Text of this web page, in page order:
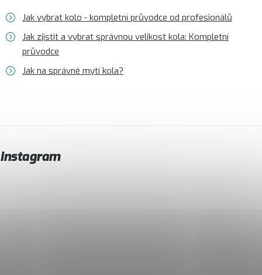
Doplňky a oblečení Qayron
Kontakt Servisní a výdejní místa
Jak vybrat kolo - kompletní průvodce od profesionálů
Jak zjistit a vybrat správnou velikost kola: Kompletní
průvodce
Jak na správné mytí kola?
Instagram